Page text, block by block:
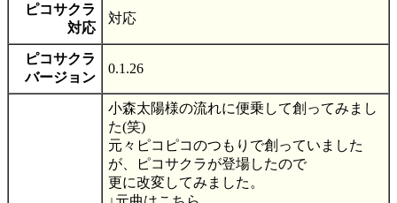
ピコサクラ
対応
対応
ピコサクラ
バージョン
0.1.26
小森太陽様の流れに便乗して創ってみまし
た(笑)
元々ピコピコのつもりで創っていました
が、ピコサクラが登場したので
更に改変してみました。